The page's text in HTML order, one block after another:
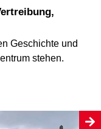
Geschichte und
stehen.